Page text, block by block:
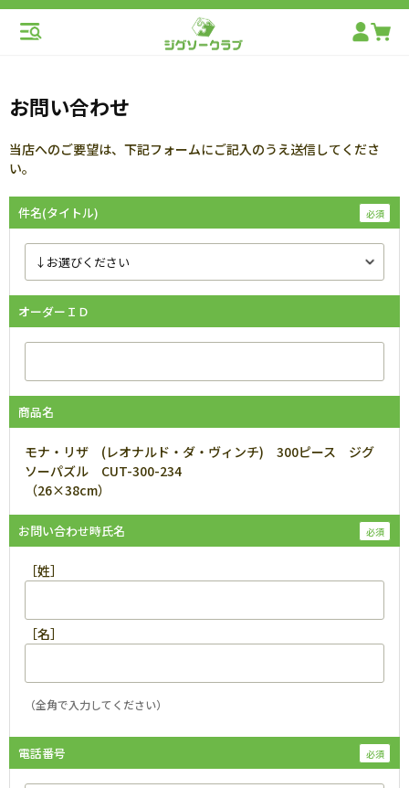
お問い合わせ
当店へのご要望は、下記フォームにご記入のうえ送信してくださ
い。
件名(タイトル)
オーダーＩＤ
商品名
モナ・リザ (レオナルド・ダ・ヴィンチ) 300ピース ジグ
ソーパズル CUT-300-234
（26×38cm）
お問い合わせ時氏名
［姓］
［名］
（全角で入力してください）
電話番号